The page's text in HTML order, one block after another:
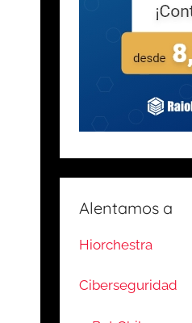
Alentamos a
Hiorchestra
Ciberseguridad